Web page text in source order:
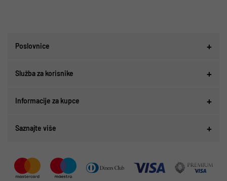
Poslovnice
Služba za korisnike
Informacije za kupce
Saznajte više